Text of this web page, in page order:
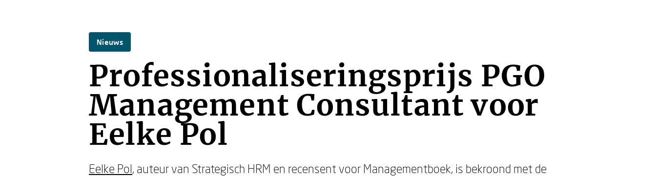
Nieuws
Professionaliseringsprijs PGO
Management Consultant voor
Eelke Pol
Eelke Pol, auteur van Strategisch HRM en recensent voor Managementboek, is bekroond met de